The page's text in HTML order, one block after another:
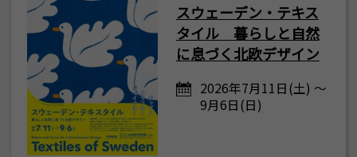
スウェーデン・テキス
タイル 暮らしと自然
に息づく北欧デザイン
2026年7月11日(土) ～
9月6日(日)